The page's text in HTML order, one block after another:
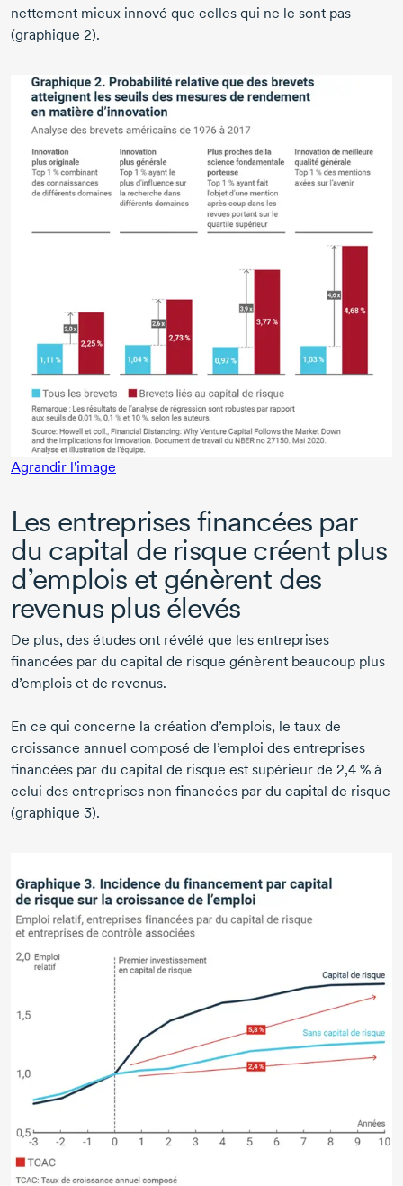
nettement mieux innové que celles qui ne le sont pas
(graphique 2).
Agrandir l'image
Les entreprises financées par
du capital de risque créent plus
d’emplois et génèrent des
revenus plus élevés
De plus, des études ont révélé que les entreprises
financées par du capital de risque génèrent beaucoup plus
d’emplois et de revenus.
En ce qui concerne la création d’emplois, le taux de
croissance annuel composé de l’emploi des entreprises
financées par du capital de risque est supérieur de 2,4 % à
celui des entreprises non financées par du capital de risque
(graphique 3).